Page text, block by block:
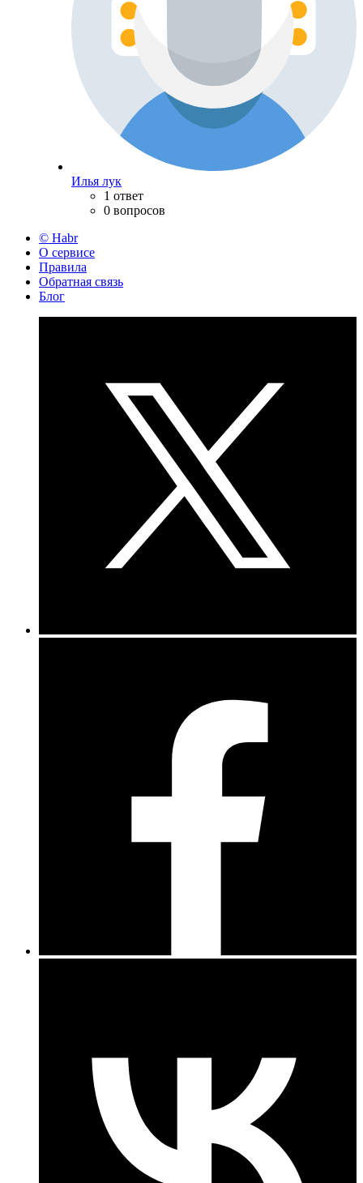
Илья лук
1 ответ
0 вопросов
© Habr
О сервисе
Правила
Обратная связь
Блог